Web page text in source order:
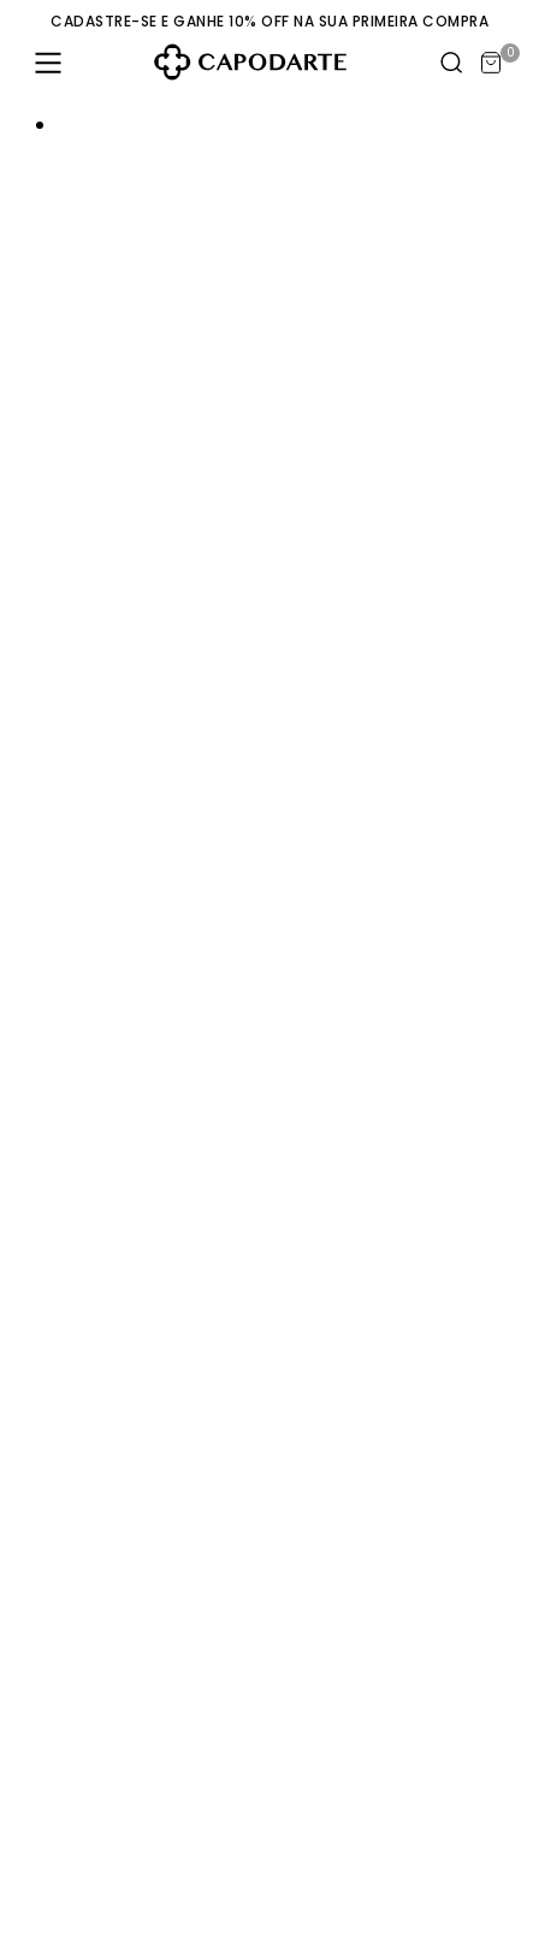
CADASTRE-SE E GANHE 10% OFF NA SUA PRIMEIRA COMPRA
0